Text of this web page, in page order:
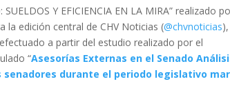
Y EFICIENCIA EN LA MIRA” realizado
la edición central de CHV Noticias (@chvnoticias),
a partir del estudio realizado por el
“Asesorías Externas en el Senado
durante el periodo legislativo